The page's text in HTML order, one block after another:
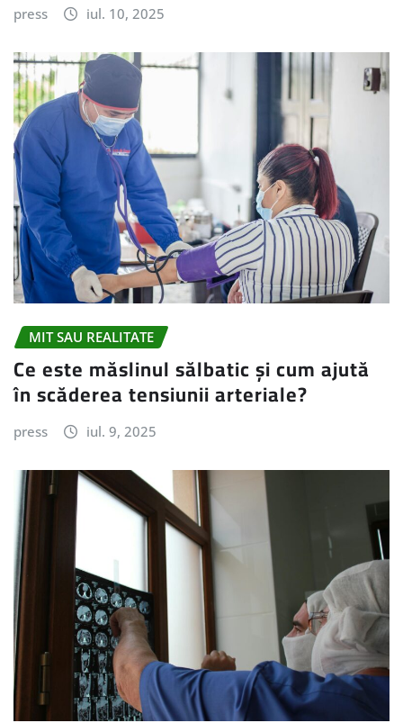
press iul. 10, 2025
MIT SAU REALITATE
Ce este măslinul sălbatic și cum ajută
în scăderea tensiunii arteriale?
press iul. 9, 2025